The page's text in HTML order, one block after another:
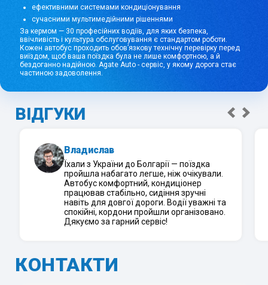
ефективними системами кондиціонування
сучасними мультимедійними рішеннями
За кермом — 30 професійних водіїв, для яких безпека,
ввічливість і культура обслуговування є стандартом роботи.
Кожен автобус проходить обов’язкову технічну перевірку перед
виїздом, щоб ваша поїздка була не лише комфортною, а й
бездоганно надійною. Agate Auto - сервіс, у якому дорога стає
частиною задоволення.
ВІДГУКИ
Владислав
Їхали з України до Болгарії — поїздка
пройшла набагато легше, ніж очікували.
Автобус комфортний, кондиціонер
працював стабільно, сидіння зручні
навіть для довгої дороги. Водії уважні та
спокійні, кордони пройшли організовано.
Дякуємо за гарний сервіс!
КОНТАКТИ